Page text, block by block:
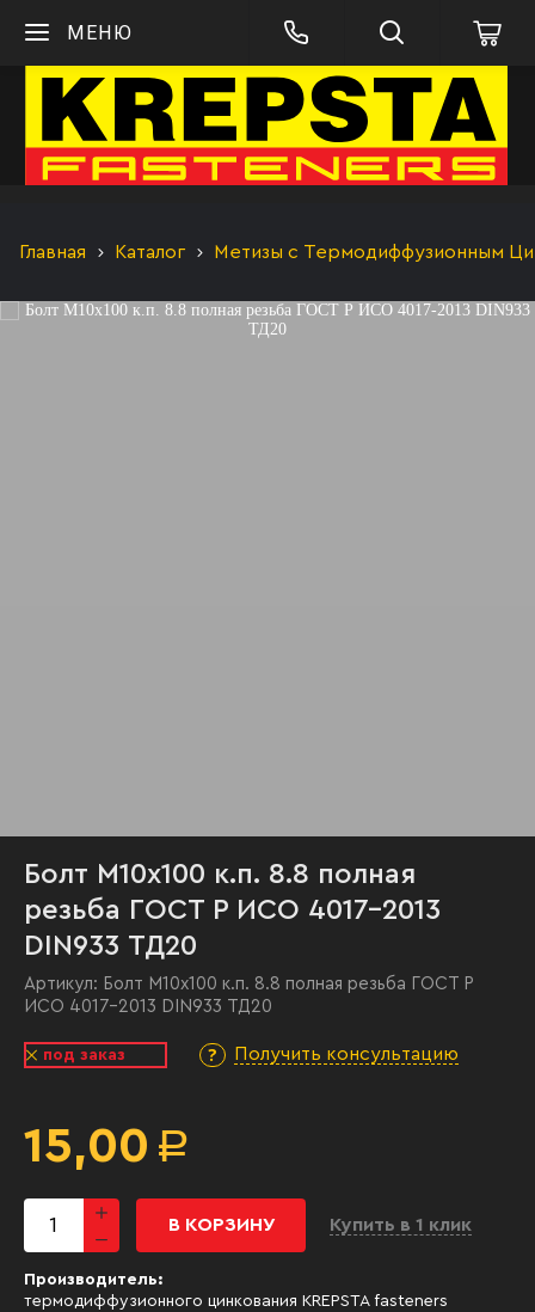
МЕНЮ
Главная Каталог Метизы с Термодиффузионным
Болт М10х100 к.п. 8.8 полная
резьба ГОСТ Р ИСО 4017-2013
DIN933 ТД20
Артикул: Болт М10х100 к.п. 8.8 полная резьба ГОСТ Р
ИСО 4017-2013 DIN933 ТД20
под заказ Получить консультацию
15,00 Р
В КОРЗИНУ Купить в 1 клик
Производитель:
термодиффузионного цинкования KREPSTA fasteners